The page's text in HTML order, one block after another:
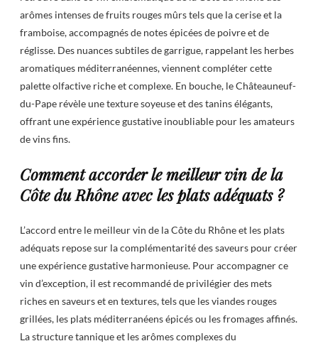
arômes intenses de fruits rouges mûrs tels que la cerise et la
framboise, accompagnés de notes épicées de poivre et de
réglisse. Des nuances subtiles de garrigue, rappelant les herbes
aromatiques méditerranéennes, viennent compléter cette
palette olfactive riche et complexe. En bouche, le Châteauneuf-
du-Pape révèle une texture soyeuse et des tanins élégants,
offrant une expérience gustative inoubliable pour les amateurs
de vins fins.
Comment accorder le meilleur vin de la
Côte du Rhône avec les plats adéquats ?
L’accord entre le meilleur vin de la Côte du Rhône et les plats
adéquats repose sur la complémentarité des saveurs pour créer
une expérience gustative harmonieuse. Pour accompagner ce
vin d’exception, il est recommandé de privilégier des mets
riches en saveurs et en textures, tels que les viandes rouges
grillées, les plats méditerranéens épicés ou les fromages affinés.
La structure tannique et les arômes complexes du